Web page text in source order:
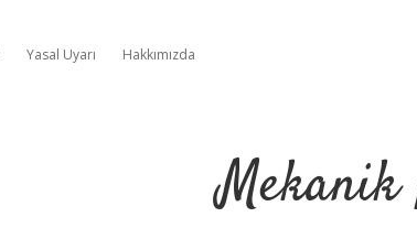
Yasal Uyarı Hakkımızda